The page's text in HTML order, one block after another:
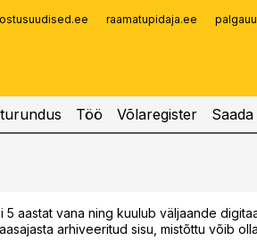
raamatupidaja.ee
Töö Võlaregister
5 aastat vana ning kuulub väljaande
arhiveeritud sisu, mistõttu võib